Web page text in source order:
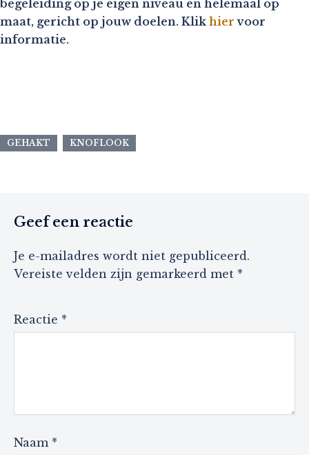
begeleiding op je eigen niveau en helemaal op
maat, gericht op jouw doelen. Klik hier voor
informatie.
GEHAKT KNOFLOOK
Geef een reactie
Je e-mailadres wordt niet gepubliceerd.
Vereiste velden zijn gemarkeerd met *
Reactie *
Naam *